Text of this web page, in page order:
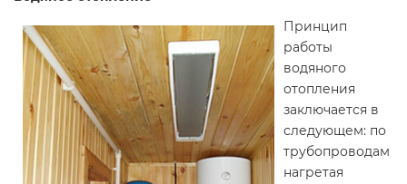
Принцип
работы
водяного
отопления
заключается в
следующем: по
трубопроводам
нагретая